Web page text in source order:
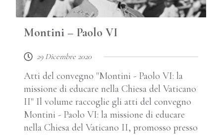
Montini – Paolo VI
29 Dicembre 2020
Atti del convegno "Montini - Paolo VI: la
missione di educare nella Chiesa del Vaticano
II" Il volume raccoglie gli atti del convegno
Montini - Paolo VI: la missione di educare
nella Chiesa del Vaticano II, promosso presso